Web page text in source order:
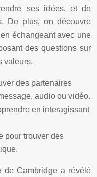
ses idées, et de
De plus, on découvre
échangeant avec une
des questions sur
valeurs.
des partenaires
audio ou vidéo.
en interagissant
pour trouver des
de Cambridge a révélé